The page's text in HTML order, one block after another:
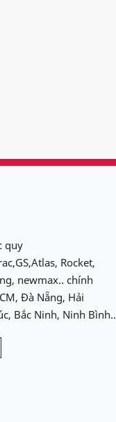
quy
Rocket,
newmax.. chính
Đà Nẵng, Hải
Bắc Ninh, Ninh Bình..